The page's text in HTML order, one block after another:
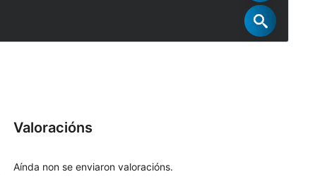
Valoracións
Aínda non se enviaron valoracións.